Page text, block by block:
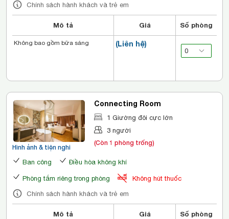
Chính sách hành khách và trẻ em
Mô tả Giá Số phòng
(Liên hệ)
Không bao gồm bữa sáng
Hình ảnh & tiện nghi
Connecting Room
1 Giường đôi cực lớn
3 người
(Còn 1 phòng trống)
Ban công Điều hòa không khí
Phòng tắm riêng trong phòng
Không hút thuốc
Chính sách hành khách và trẻ em
Mô tả Giá Số phòng